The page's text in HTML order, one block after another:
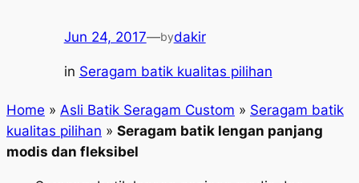
Jun 24, 2017—bydakir
in Seragam batik kualitas pilihan
Home » Asli Batik Seragam Custom » Seragam batik
kualitas pilihan » Seragam batik lengan panjang
modis dan fleksibel